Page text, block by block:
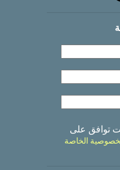
توافق على
الخاصة